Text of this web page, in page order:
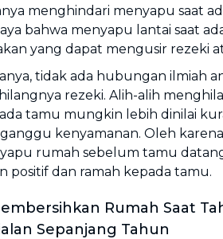
menghindari menyapu saat
bahwa menyapu lantai saat
yang dapat mengusir rezeki
tidak ada hubungan ilmiah
rezeki. Alih-alih
tamu mungkin lebih dinilai
kenyamanan. Oleh
rumah sebelum tamu
positif dan ramah kepada tamu.
Rumah Saat
Sepanjang Tahun